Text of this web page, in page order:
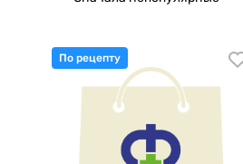
По рецепту